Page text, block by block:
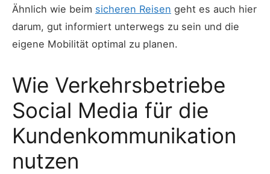
Ähnlich wie beim sicheren Reisen geht es auch hier
darum, gut informiert unterwegs zu sein und die
eigene Mobilität optimal zu planen.
Wie Verkehrsbetriebe
Social Media für die
Kundenkommunikation
nutzen